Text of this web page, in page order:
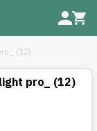
(12)
pro_ (12)